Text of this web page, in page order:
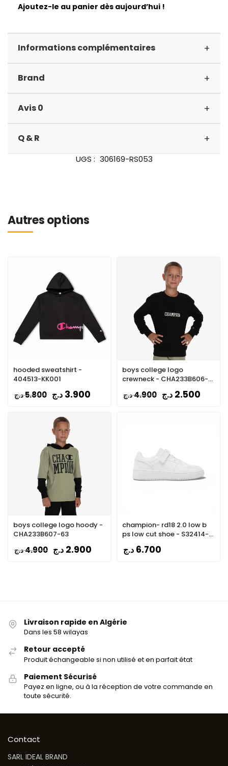
Ajoutez-le au panier dès aujourd’hui !
Informations complémentaires +
Brand +
Avis 0 +
Q & R +
UGS : 306169-RS053
Autres options
hooded sweatshirt -
404513-KK001
5.800د.ج 3.900 د.ج
boys college logo
crewneck - CHA233B606-
4.900د.ج 2.500 د.ج
boys college logo hoody -
CHA233B607-63
4.900د.ج 2.900 د.ج
champion- rd18 2.0 low b
ps low cut shoe - S32414-
6.700 د.ج
Livraison rapide en Algérie
Dans les 58 wilayas
Retour accepté
Produit échangeable si non utilisé et en parfait état
Paiement Sécurisé
Payez en ligne, ou à la réception de votre commande en
toute sécurité.
Contact
SARL IDEAL BRAND